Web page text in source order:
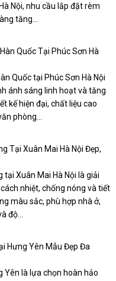
Nội, nhu cầu lắp đặt rèm
tăng...
Quốc Tại Phúc Sơn Hà
Quốc tại Phúc Sơn Hà Nội
ánh sáng linh hoạt và tăng
kế hiện đại, chất liệu cao
phòng...
Tại Xuân Mai Hà Nội Đẹp,
tại Xuân Mai Hà Nội là giải
nhiệt, chống nóng và tiết
màu sắc, phù hợp nhà ở,
độ...
Hưng Yên Mẫu Đẹp Đa
Yên là lựa chọn hoàn hảo